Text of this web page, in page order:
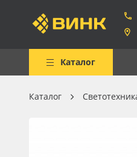
Каталог
Весь каталог
Каталог